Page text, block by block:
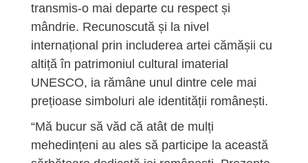
transmis-o mai departe cu respect și
mândrie. Recunoscută și la nivel
internațional prin includerea artei cămășii cu
altiță în patrimoniul cultural imaterial
UNESCO, ia rămâne unul dintre cele mai
prețioase simboluri ale identității românești.
“Mă bucur să văd că atât de mulți
mehedințeni au ales să participe la această